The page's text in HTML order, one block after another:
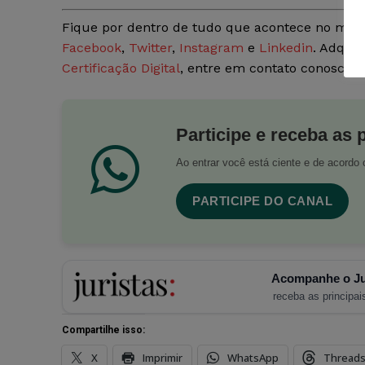
Fique por dentro de tudo que acontece no
Facebook, Twitter, Instagram e Linkedin.
Certificação Digital, entre em contato conosco
Participe e receba as
Ao entrar você está ciente e de acordo
PARTICIPE DO CANAL
Acompanhe o
receba as
Compartilhe isso:
X Imprimir WhatsApp Threads